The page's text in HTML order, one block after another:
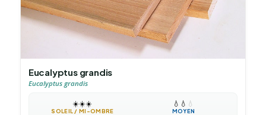
Eucalyptus grandis
Eucalyptus grandis
☀️☀️☀️
SOLEIL / MI-OMBRE
💧 💧 💧
MOYEN